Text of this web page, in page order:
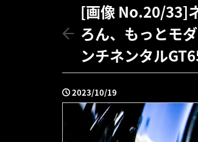
[画像 No.20/33]
ろん、もっとモ
ンチネンタル
2023/10/19